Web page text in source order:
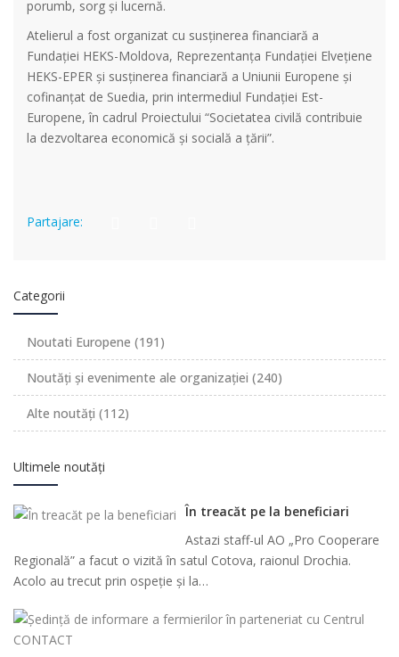
porumb, sorg și lucernă.
Atelierul a fost organizat cu susținerea financiară a
Fundației HEKS-Moldova, Reprezentanța Fundației Elvețiene
HEKS-EPER și susținerea financiară a Uniunii Europene și
cofinanțat de Suedia, prin intermediul Fundației Est-
Europene, în cadrul Proiectului “Societatea civilă contribuie
la dezvoltarea economică și socială a țării”.
Partajare:
Categorii
Noutati Europene (191)
Noutăți și evenimente ale organizației (240)
Alte noutăți (112)
Ultimele noutăți
În treacăt pe la beneficiari
Astazi staff-ul AO „Pro Cooperare
Regională” a facut o vizită în satul Cotova, raionul Drochia.
Acolo au trecut prin ospeție și la…